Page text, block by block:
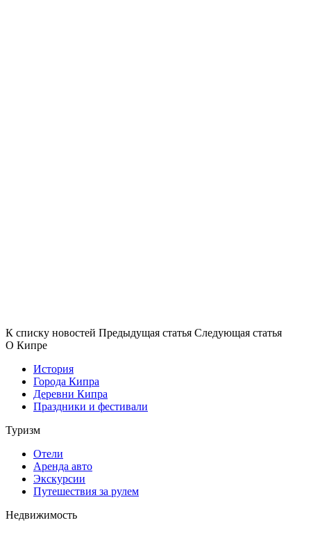
К списку новостей Предыдущая статья Следующая статья
О Кипре
История
Города Кипра
Деревни Кипра
Праздники и фестивали
Туризм
Отели
Аренда авто
Экскурсии
Путешествия за рулем
Недвижимость